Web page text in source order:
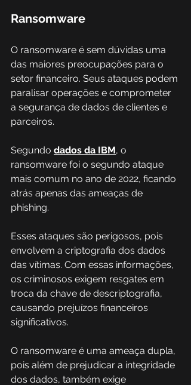
Ransomware
O ransomware é sem dúvidas uma
das maiores preocupações para o
setor financeiro. Seus ataques podem
paralisar operações e comprometer
a segurança de dados de clientes e
parceiros.
Segundo dados da IBM, o
ransomware foi o segundo ataque
mais comum no ano de 2022, ficando
atrás apenas das ameaças de
phishing.
Esses ataques são perigosos, pois
envolvem a criptografia dos dados
das vítimas. Com essas informações,
os criminosos exigem resgates em
troca da chave de descriptografia,
causando prejuízos financeiros
significativos.
O ransomware é uma ameaça dupla,
pois além de prejudicar a integridade
dos dados, também exige